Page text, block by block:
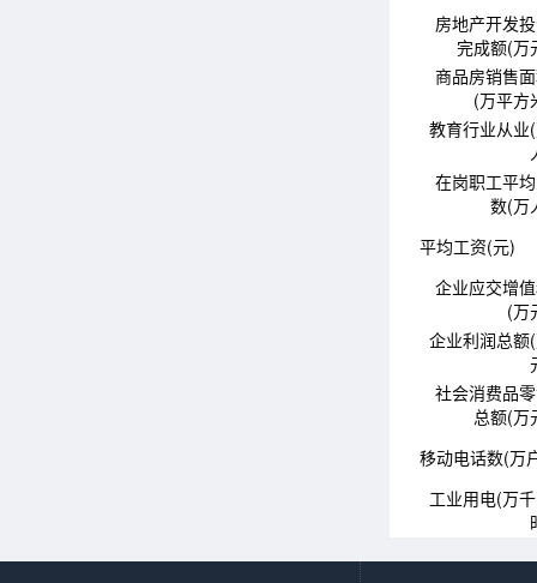
房地产开发
完成额(万
商品房销售
(万平方
教育行业从业
在岗职工平
数(万
平均工资(元)
企业应交增
(万
企业利润总额
社会消费品
总额(万
移动电话数(万
工业用电(万